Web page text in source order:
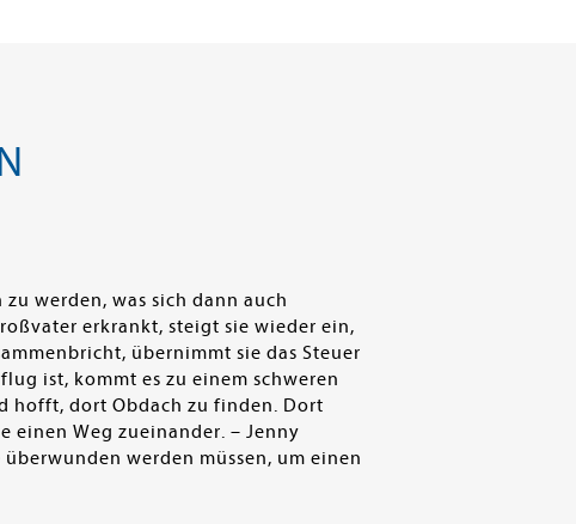
werden, was sich dann auch
erkrankt, steigt sie wieder ein,
übernimmt sie das Steuer
ist, kommt es zu einem schweren
hofft, dort Obdach zu finden. Dort
Weg zueinander. – Jenny
werden müssen, um einen